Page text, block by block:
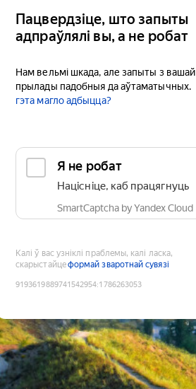
Пацвердзіце, што запыты
адпраўлялі вы, а не робат
Нам вельмі шкада, але запыты з вашай
прылады падобныя да аўтаматычных.
гэта магло адбыцца?
Я не робат
Націсніце, каб працягнуць
SmartCaptcha by Yandex Cloud
Калі ў вас узніклі праблемы, калі ласка,
скарыстайцеформай зваротнай сувязі
9193619889741542954:1786263053